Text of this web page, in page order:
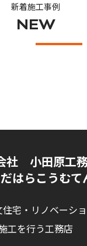
新着施工事例
NEW
社 小田原工
はらこうむて
宅・リノベーシ
工を行う工務店